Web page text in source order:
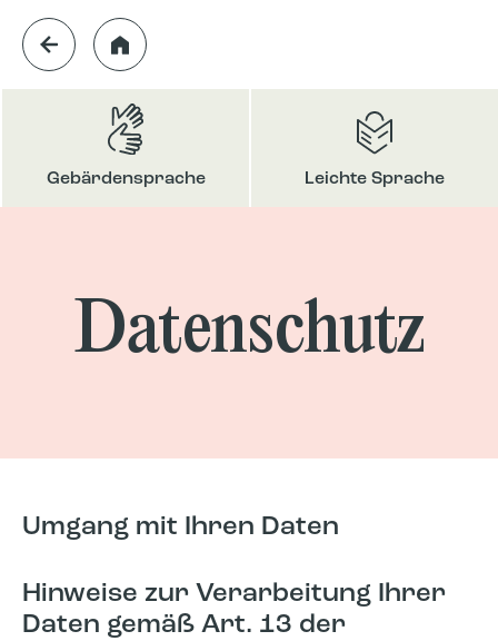
Gebärdensprache Leichte Sprache
Datenschutz
Umgang mit Ihren Daten
Hinweise zur Verarbeitung Ihrer
Daten gemäß Art. 13 der